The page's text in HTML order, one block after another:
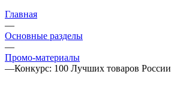
Главная
—
Основные разделы
—
Промо-материалы
—Конкурс: 100 Лучших товаров России